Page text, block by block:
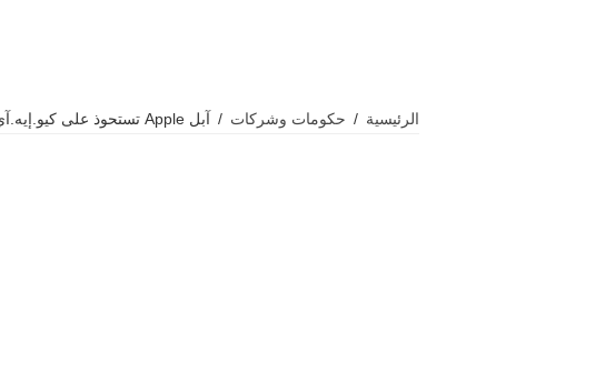
الرئيسية / حكومات وشركات / آبل Apple تستحوذ على كيو.إيه.آي الناشئة بتكنولوجيا الذكاء الاصطناعي للصوت